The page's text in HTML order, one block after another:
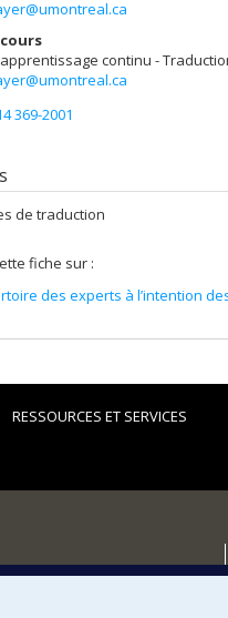
continu -
369-2001
de traduction
fiche sur :
des experts à l’intention
RESSOURCES ET SERVICES